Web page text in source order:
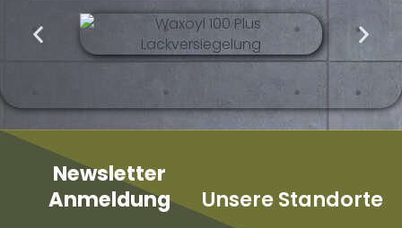
Newsletter
Anmeldung
Unsere Standorte